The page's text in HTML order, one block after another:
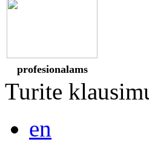
profesionalams
Turite
en